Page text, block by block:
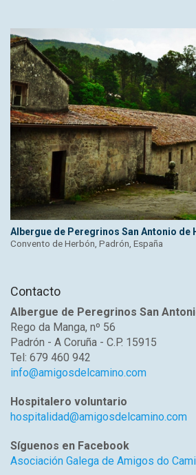
Albergue de Peregrinos San Antonio de
Convento de Herbón, Padrón, España
Contacto
Albergue de Peregrinos San
Rego da Manga, nº 56
Padrón - A Coruña - C.P. 15915
Tel: 679 460 942
info@amigosdelcamino.com
Hospitalero voluntario
hospitalidad@amigosdelcamino.com
Síguenos en Facebook
Asociación Galega de Amigos do